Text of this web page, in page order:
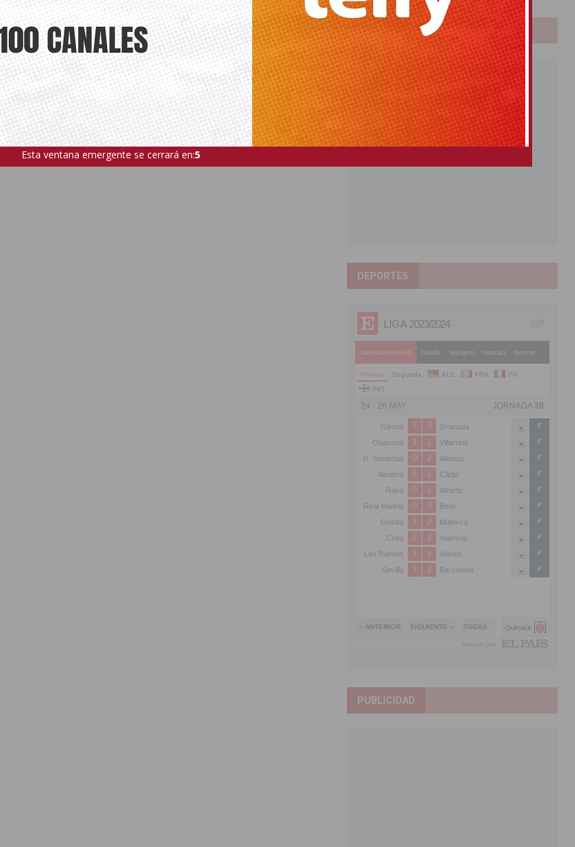
PUBLICIDAD
DEPORTES
PUBLICIDAD
Esta ventana emergente se cerrará en:4